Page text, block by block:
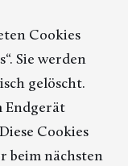
Cookies
Sie werden
gelöscht.
Endgerät
Cookies
beim nächsten